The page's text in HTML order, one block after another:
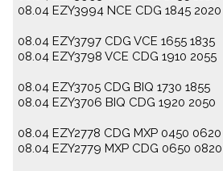
08.04 EZY3994 NCE CDG 1845 2020
08.04 EZY3797 CDG VCE 1655 1835
08.04 EZY3798 VCE CDG 1910 2055
08.04 EZY3705 CDG BIQ 1730 1855
08.04 EZY3706 BIQ CDG 1920 2050
08.04 EZY2778 CDG MXP 0450 0620
08.04 EZY2779 MXP CDG 0650 0820